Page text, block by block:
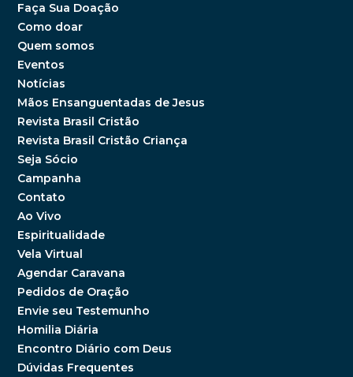
Faça Sua Doação
Como doar
Quem somos
Eventos
Notícias
Mãos Ensanguentadas de Jesus
Revista Brasil Cristão
Revista Brasil Cristão Criança
Seja Sócio
Campanha
Contato
Ao Vivo
Espiritualidade
Vela Virtual
Agendar Caravana
Pedidos de Oração
Envie seu Testemunho
Homilia Diária
Encontro Diário com Deus
Dúvidas Frequentes